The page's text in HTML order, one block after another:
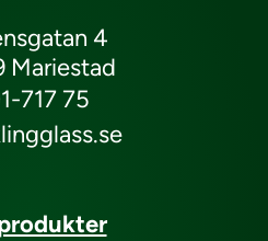
4
Mariestad
717 75